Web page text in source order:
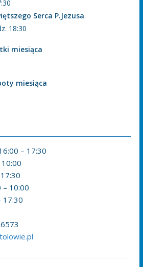
Serca P.Jezusa
18:30
miesiąca
miesiąca
– 17:30
– 10:00
17:30